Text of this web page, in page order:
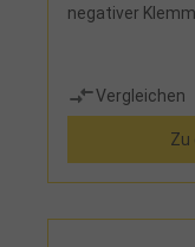
negativer
Vergleichen
Zu